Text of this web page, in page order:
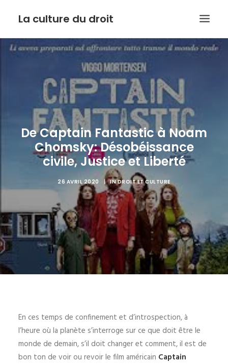
La culture du droit
DROIT ET CULTURE
LES INTERVIEWS D’ARMIDE
LE SERVICE PUBLIC DANS TOUT SON ETAT
CONTACT
De Captain Fantastic à Noam
Chomsky: Désobéissance
civile, Justice et Liberté
26 AVRIL 2020 | INDROIT ET CULTURE
En ces temps de confinement et d’introspection, à
l’heure où la planète s’interroge sur ce que doit être le
monde de demain, s’il doit changer et comment, il est de
bon ton de voir ou revoir le film américain Captain